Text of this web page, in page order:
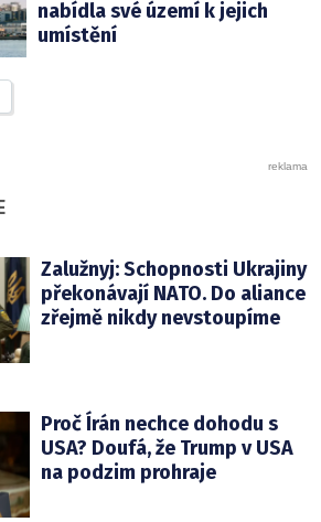
nabídla své území k jejich
umístění
Zalužnyj: Schopnosti Ukrajiny
překonávají NATO. Do aliance
zřejmě nikdy nevstoupíme
Proč Írán nechce dohodu s
USA? Doufá, že Trump v USA
na podzim prohraje